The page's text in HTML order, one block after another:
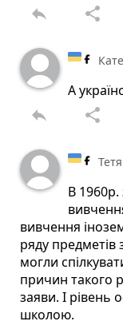
reply share
А
reply share
В
вивчення
ряду предметів
могли
причин такого
заяви. І рівень
школою.